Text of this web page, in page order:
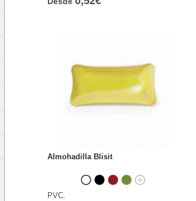
Almohadilla Blisit
PVC.